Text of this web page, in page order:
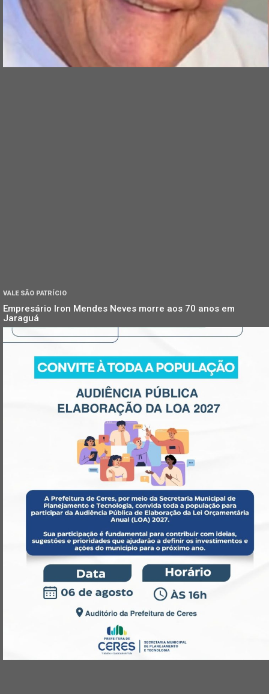
VALE SÃO PATRÍCIO
Empresário Iron Mendes Neves morre aos 70 anos em
Jaraguá